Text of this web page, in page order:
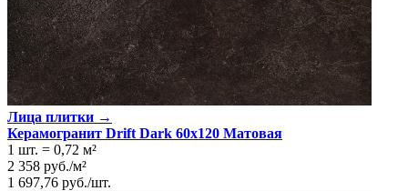
Лица плитки →
Керамогранит Drift Dark 60x120 Матовая
1 шт. = 0,72 м²
2 358 руб./м²
1 697,76 руб./шт.